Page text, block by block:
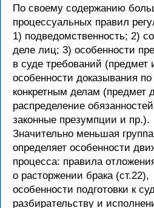
По своему содержанию
процессуальных правил
1) подведомственность; 2)
деле лиц; 3) особенности
в суде требований (предмет
особенности доказывания по
конкретным делам (предмет
распределение
законные презумпции и пр.).
Значительно меньшая
определяет особенности
процесса: правила
о расторжении брака (ст.22),
особенности подготовки к
разбирательству и